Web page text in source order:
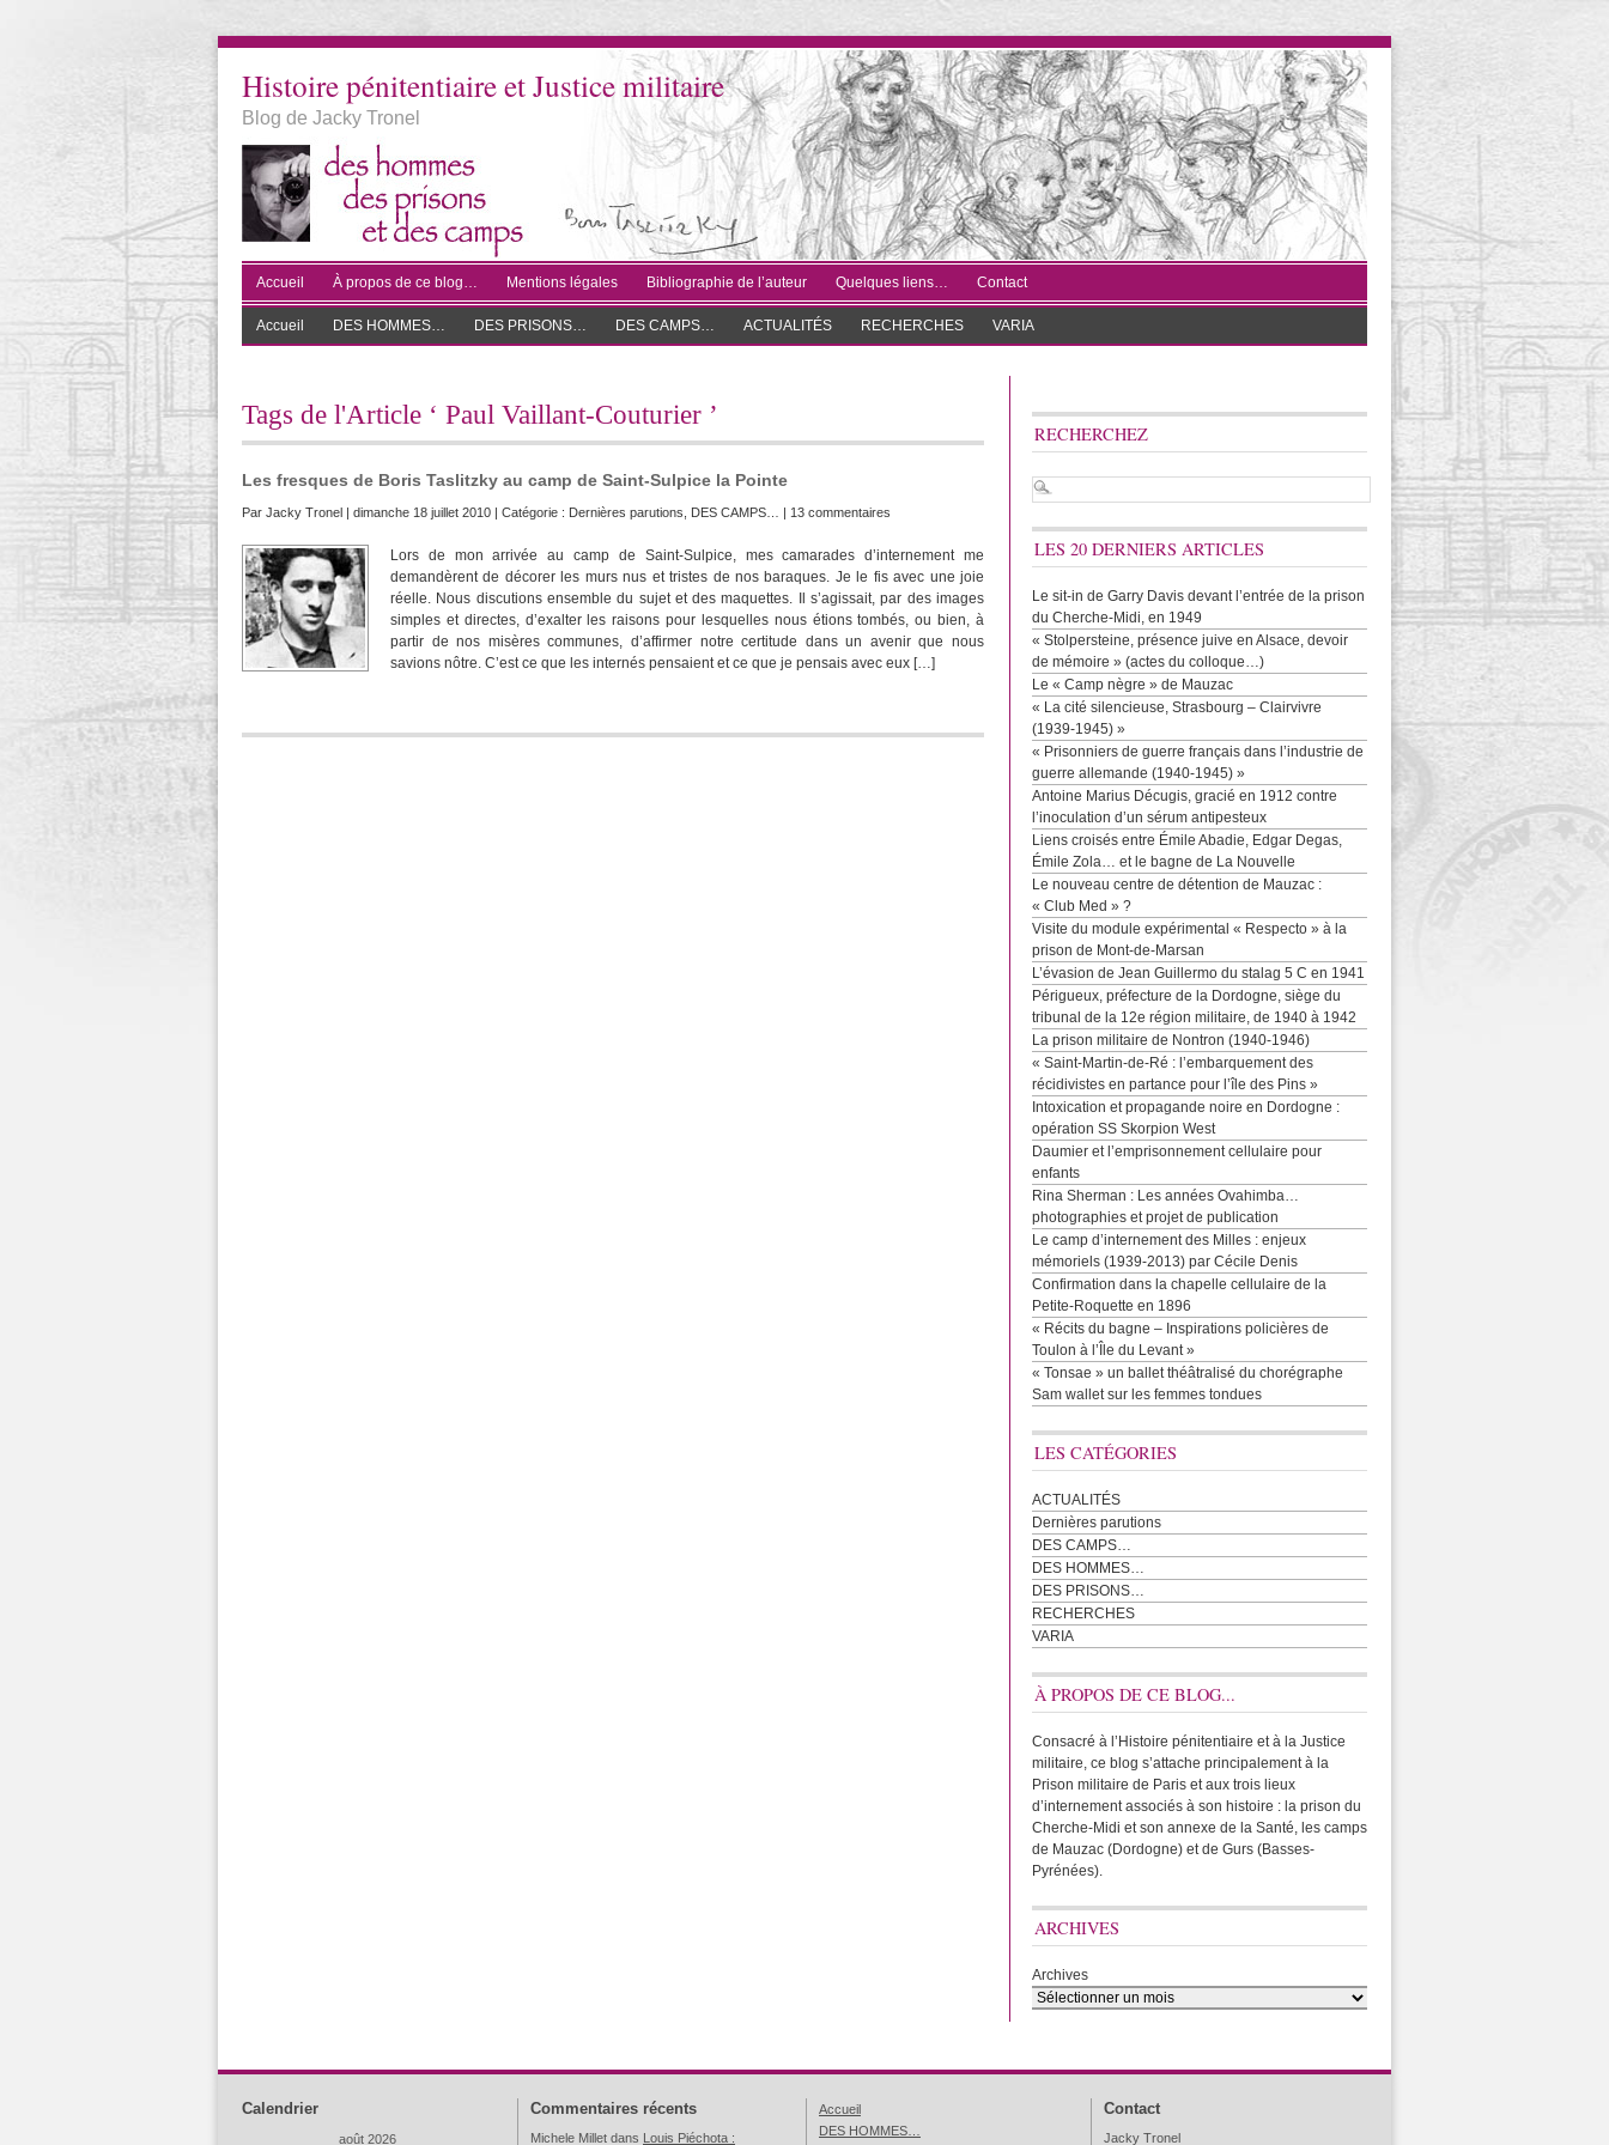
Histoire pénitentiaire et Justice militaire
Blog de Jacky Tronel
Accueil À propos de ce blog… Mentions légales Bibliographie de l’auteur Quelques liens… Contact
Accueil DES HOMMES… DES PRISONS… DES CAMPS… ACTUALITÉS RECHERCHES VARIA
Tags de l'Article ‘ Paul Vaillant-Couturier ’
Les fresques de Boris Taslitzky au camp de Saint-Sulpice la Pointe
Par Jacky Tronel | dimanche 18 juillet 2010 | Catégorie : Dernières parutions DES CAMPS… | 13 commentaires
Lors de mon arrivée au camp de Saint-Sulpice, mes camarades d’internement me
demandèrent de décorer les murs nus et tristes de nos baraques. Je le fis avec une joie
réelle. Nous discutions ensemble du sujet et des maquettes. Il s’agissait, par des images
simples et directes, d’exalter les raisons pour lesquelles nous étions tombés, ou bien, à
partir de nos misères communes, d’affirmer notre certitude dans un avenir que nous
savions nôtre. C’est ce que les internés pensaient et ce que je pensais avec eux […]
RECHERCHEZ
LES 20 DERNIERS ARTICLES
Le sit-in de Garry Davis devant l’entrée de la prison
du Cherche-Midi, en 1949
« Stolpersteine, présence juive en Alsace, devoir
de mémoire » (actes du colloque…)
Le « Camp nègre » de Mauzac
« La cité silencieuse, Strasbourg – Clairvivre
(1939-1945) »
« Prisonniers de guerre français dans l’industrie de
guerre allemande (1940-1945) »
Antoine Marius Décugis, gracié en 1912 contre
l’inoculation d’un sérum antipesteux
Liens croisés entre Émile Abadie, Edgar Degas,
Émile Zola… et le bagne de La Nouvelle
Le nouveau centre de détention de Mauzac :
« Club Med » ?
Visite du module expérimental « Respecto » à la
prison de Mont-de-Marsan
L’évasion de Jean Guillermo du stalag 5 C en 1941
Périgueux, préfecture de la Dordogne, siège du
tribunal de la 12e région militaire, de 1940 à 1942
La prison militaire de Nontron (1940-1946)
« Saint-Martin-de-Ré : l’embarquement des
récidivistes en partance pour l’île des Pins »
Intoxication et propagande noire en Dordogne :
opération SS Skorpion West
Daumier et l’emprisonnement cellulaire pour
enfants
Rina Sherman : Les années Ovahimba…
photographies et projet de publication
Le camp d’internement des Milles : enjeux
mémoriels (1939-2013) par Cécile Denis
Confirmation dans la chapelle cellulaire de la
Petite-Roquette en 1896
« Récits du bagne – Inspirations policières de
Toulon à l’Île du Levant »
« Tonsae » un ballet théâtralisé du chorégraphe
Sam wallet sur les femmes tondues
LES CATÉGORIES
ACTUALITÉS
Dernières parutions
DES CAMPS…
DES HOMMES…
DES PRISONS…
RECHERCHES
VARIA
À PROPOS DE CE BLOG...
Consacré à l’Histoire pénitentiaire et à la Justice
militaire, ce blog s’attache principalement à la
Prison militaire de Paris et aux trois lieux
d’internement associés à son histoire : la prison du
Cherche-Midi et son annexe de la Santé, les camps
de Mauzac (Dordogne) et de Gurs (Basses-
Pyrénées).
ARCHIVES
Archives
Calendrier
août 2026
Commentaires récents
Michele Millet dans Louis Piéchota :
Accueil
DES HOMMES…
Contact
Jacky Tronel